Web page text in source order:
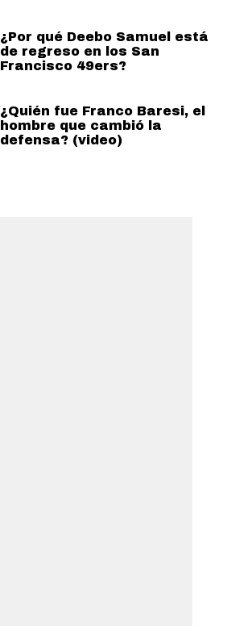
¿Por qué Deebo Samuel está
de regreso en los San
Francisco 49ers?
¿Quién fue Franco Baresi, el
hombre que cambió la
defensa? (video)